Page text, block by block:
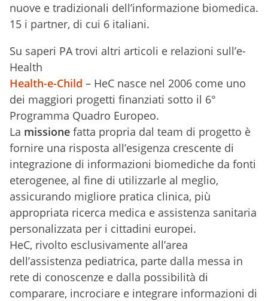
nuove e tradizionali dell’informazione biomedica.
15 i partner, di cui 6 italiani.
Su saperi PA trovi altri articoli e relazioni sull’e-
Health
Health-e-Child – HeC nasce nel 2006 come uno
dei maggiori progetti finanziati sotto il 6°
Programma Quadro Europeo.
La missione fatta propria dal team di progetto è
fornire una risposta all’esigenza crescente di
integrazione di informazioni biomediche da fonti
eterogenee, al fine di utilizzarle al meglio,
assicurando migliore pratica clinica, più
appropriata ricerca medica e assistenza sanitaria
personalizzata per i cittadini europei.
HeC, rivolto esclusivamente all’area
dell’assistenza pediatrica, parte dalla messa in
rete di conoscenze e dalla possibilità di
comparare, incrociare e integrare informazioni di